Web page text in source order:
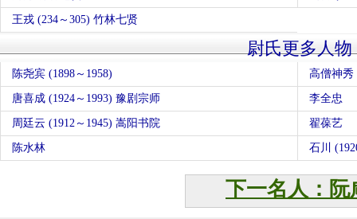
王戎 (234～305) 竹林七贤
尉氏更多人物
陈尧宾 (1898～1958) 高僧神秀
唐喜成 (1924～1993) 豫剧宗师 李全忠
周廷云 (1912～1945) 嵩阳书院 翟葆艺
陈水林 石川
下一名人：阮